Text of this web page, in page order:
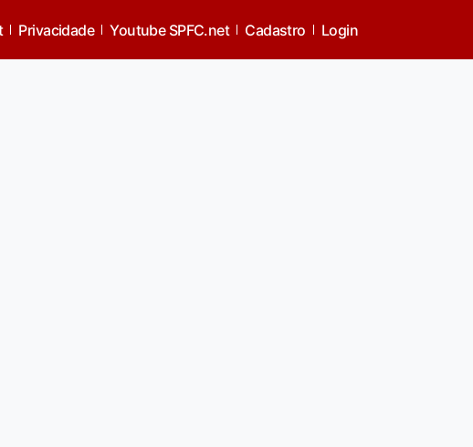
Privacidade Youtube SPFC.net Cadastro Login